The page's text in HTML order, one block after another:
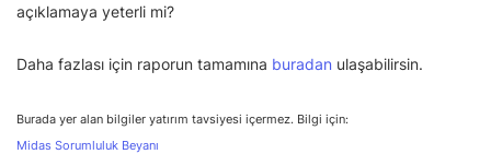
açıklamaya yeterli mi?
Daha fazlası için raporun tamamına buradan ulaşabilirsin.
Burada yer alan bilgiler yatırım tavsiyesi içermez. Bilgi için:
Midas Sorumluluk Beyanı